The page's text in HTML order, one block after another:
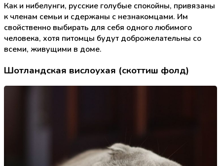
Как и нибелунги, русские голубые спокойны, привязаны
к членам семьи и сдержаны с незнакомцами. Им
свойственно выбирать для себя одного любимого
человека, хотя питомцы будут доброжелательны со
всеми, живущими в доме.
Шотландская вислоухая (скоттиш фолд)